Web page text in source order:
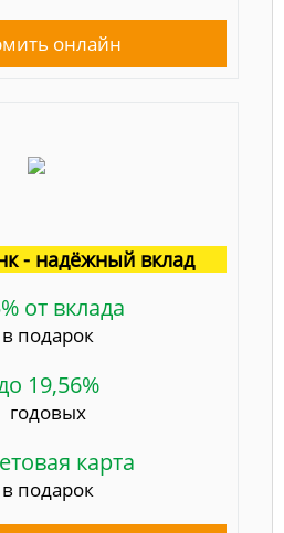
онлайн
- надёжный вклад
от вклада
в подарок
19,56%
годовых
карта
в подарок